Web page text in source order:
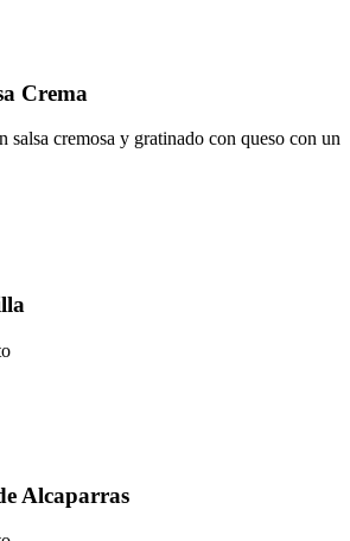
Crema
salsa cremosa y gratinado con queso con un
Alcaparras